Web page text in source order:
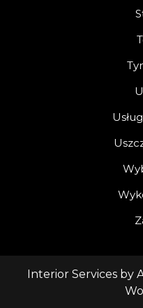
Interior Servicesby